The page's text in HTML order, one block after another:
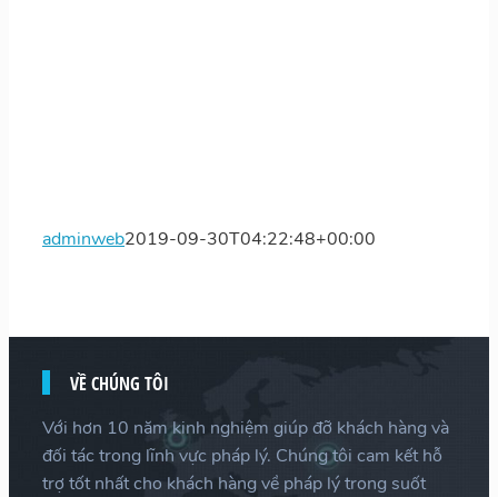
adminweb2019-09-30T04:22:48+00:00
VỀ CHÚNG TÔI
Với hơn 10 năm kinh nghiệm giúp đỡ khách hàng và
đối tác trong lĩnh vực pháp lý. Chúng tôi cam kết hỗ
trợ tốt nhất cho khách hàng về pháp lý trong suốt